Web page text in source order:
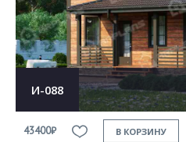
И-088
43400₽ В КОРЗИНУ